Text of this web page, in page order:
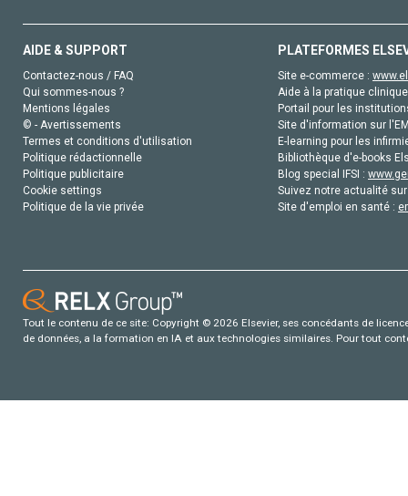
AIDE & SUPPORT
Contactez-nous / FAQ
Qui sommes-nous ?
Mentions légales
© - Avertissements
Termes et conditions d'utilisation
Politique rédactionnelle
Politique publicitaire
Cookie settings
Politique de la vie privée
PLATEFORMES
Site e-commerce :
Aide à la pratique
Portail pour les
Site d'information sur
E-learning pour les
Bibliothèque d'e-books
Blog special IFSI :
Suivez notre actualité
Site d'emploi en santé :
Tout le contenu de ce site: Copyright © 2026 Elsevier, ses concédants de
de données, a la formation en IA et aux technologies similaires. Pour tout